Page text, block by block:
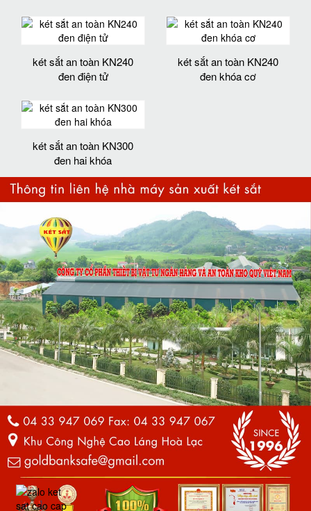
két sắt an toàn KN240
đen điện tử
két sắt an toàn KN240
đen khóa cơ
két sắt an toàn KN300
đen hai khóa